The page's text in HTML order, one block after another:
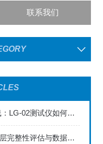
联系我们
红霉素软膏管的内涂层防线：LG-02测试仪如何破解普药包装的“隐蔽风险”
应用LG-02测试仪进行内涂层完整性评估与数据分析方案